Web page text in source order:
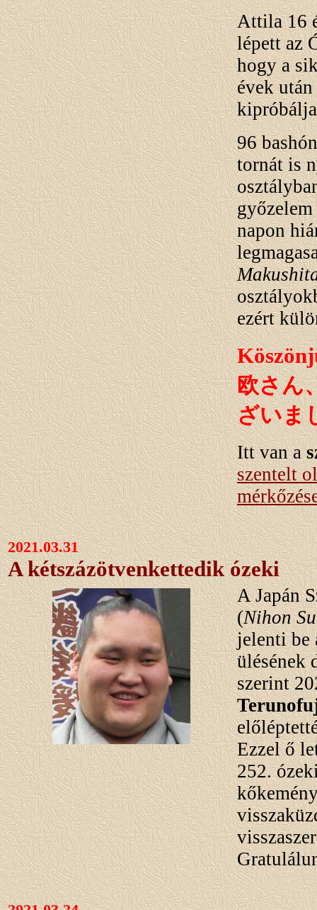
Attila 16
lépett az
hogy a
évek
96
tornát is
győzelem
napon
ezért
欧さん
ざいま
Itt van a
szentelt
2021.03.31
A kétszázötvenkettedik ózeki
A Japán
(Nihon
jelenti be
ülésének
szerint
Ezzel ő
252.